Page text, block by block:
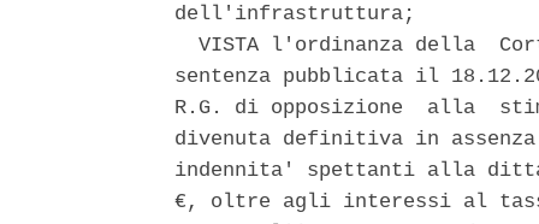
dell'infrastruttura;
VISTA l'ordinanza della
sentenza pubblicata il
R.G. di opposizione  alla
divenuta definitiva in
indennita' spettanti alla
€, oltre agli interessi al